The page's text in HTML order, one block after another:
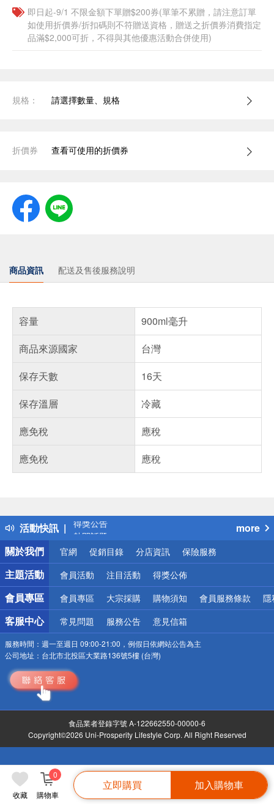
即日起-9/1 不限金額下單贈$200券(單筆不累贈，請注意訂單
如使用折價券/折扣碼則不符贈送資格，贈送之折價券消費指定
品滿$2,000可折，不得與其他優惠活動合併使用)
收藏 購物車
0
立即購買 加入購物車
規格： 請選擇數量、規格
折價券 查看可使用的折價券
商品資訊 配送及售後服務說明
容量
900ml毫升
商品來源國家
台灣
保存天數
16天
保存溫層
冷藏
應免稅
應稅
應免稅
應稅
活動快訊
得獎公告
熱門話題
銀行優惠
偏遠地區配送
詐騙網頁！請小心！
more
關於我們
官網 促銷目錄 分店資訊 保險服務
主題活動 會員活動 注目活動 得獎公佈
會員專區 會員專區 大宗採購 購物須知 會員服務條款 隱
客服中心 常見問題 服務公告 意見信箱
服務時間： 週一至週日 09:00-21:00，例假日依網站公告為主
公司地址： 台北市北投區大業路136號5樓 (台灣)
食品業者登錄字號 A-122662550-00000-6
Copyright©2026 Uni-Prosperity Lifestyle Corp. All Right Reserved